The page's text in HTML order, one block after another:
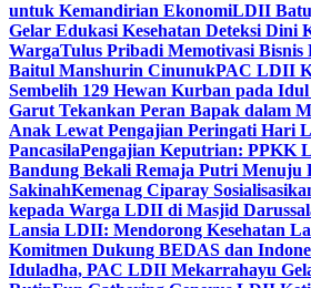
untuk Kemandirian EkonomiLDII
Gelar Edukasi Kesehatan Deteksi Dini
WargaTulus Pribadi Memotivasi
Baitul Manshurin CinunukPAC LDII
Sembelih 129 Hewan Kurban pada
Garut Tekankan Peran Bapak dalam
Anak Lewat Pengajian Peringati Hari
PancasilaPengajian Keputrian: PPKK
Bandung Bekali Remaja Putri Menuju
SakinahKemenag Ciparay
kepada Warga LDII di Masjid
Lansia LDII: Mendorong Kesehatan
Komitmen Dukung BEDAS dan
Iduladha, PAC LDII Mekarrahayu